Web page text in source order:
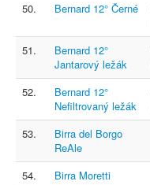
50.
Bernard 12° Černé
51.
Bernard 12°
Jantarový ležák
52.
Bernard 12°
Nefiltrovaný ležák
53.
Birra del Borgo
ReAle
54. Birra Moretti